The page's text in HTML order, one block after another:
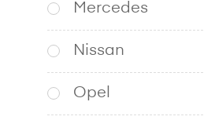
Mercedes
Nissan
Opel